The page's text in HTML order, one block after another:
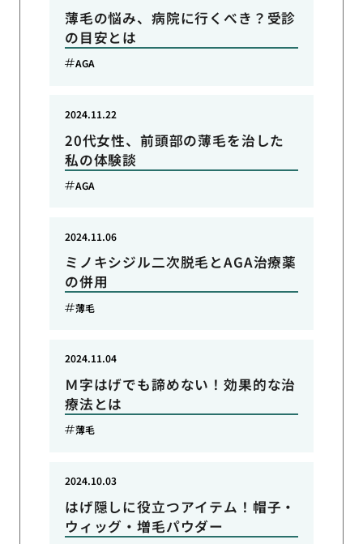
薄毛の悩み、病院に行くべき？受診
の目安とは
AGA
20代女性、前頭部の薄毛を治した
私の体験談
2024.11.22
AGA
ミノキシジル二次脱毛とAGA治療薬
の併用
2024.11.06
薄毛
Ｍ字はげでも諦めない！効果的な治
療法とは
2024.11.04
薄毛
はげ隠しに役立つアイテム！帽子・
ウィッグ・増毛パウダー
2024.10.03